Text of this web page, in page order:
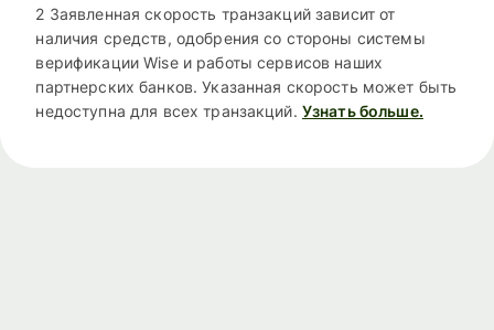
2 Заявленная скорость транзакций зависит от
наличия средств, одобрения со стороны системы
верификации Wise и работы сервисов наших
партнерских банков. Указанная скорость может быть
недоступна для всех транзакций. Узнать больше.